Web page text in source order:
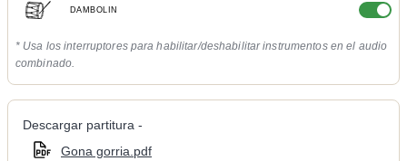
DAMBOLIN
* Usa los interruptores para habilitar/deshabilitar instrumentos en el audio
combinado.
Descargar partitura -
Gona gorria.pdf